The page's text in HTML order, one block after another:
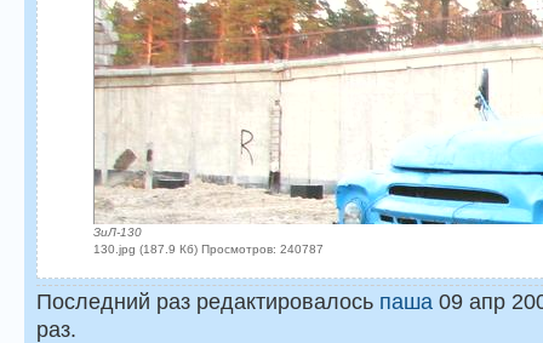
ЗиЛ-130
130.jpg (187.9 Кб) Просмотров: 240787
Последний раз редактировалось паша 09 апр
раз.